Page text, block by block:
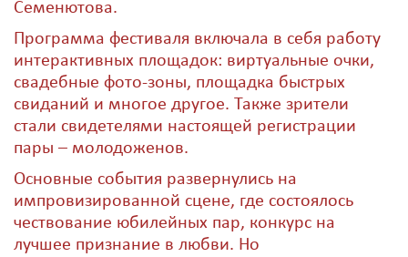
Семенютова.
Программа фестиваля включала в себя работу
интерактивных площадок: виртуальные очки,
свадебные фото-зоны, площадка быстрых
свиданий и многое другое. Также зрители
стали свидетелями настоящей регистрации
пары – молодоженов.
Основные события развернулись на
импровизированной сцене, где состоялось
чествование юбилейных пар, конкурс на
лучшее признание в любви. Но